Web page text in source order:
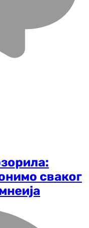
сваког